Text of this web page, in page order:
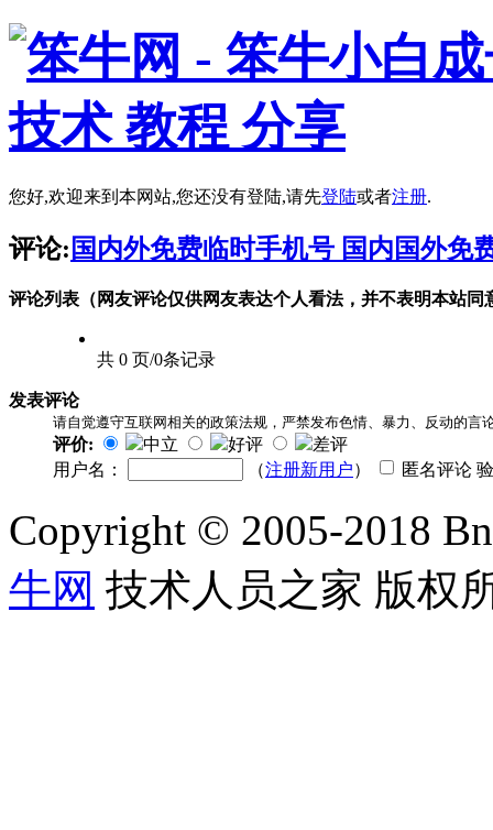
您好,欢迎来到本网站,您还没有登陆,请先登陆或者注册.
评论: 国内外免费临时手机号 国内国外免
评论列表（网友评论仅供网友表达个人看法，并不表明本站同
共 0 页/0条记录
发表评论
请自觉遵守互联网相关的政策法规，严禁发布色情、暴力、反动的言
评价: 中立 好评
差评
用户名：
（注册新用户） 匿名评论
Copyright © 2005-2018
牛网 技术人员之家 版权